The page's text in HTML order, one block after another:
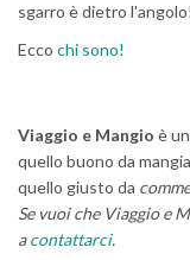
sgarro è dietro l'angolo!
Ecco chi sono!
Viaggio e Mangio è
quello buono da
quello giusto da
Se vuoi che Viaggio e
acontattarci.